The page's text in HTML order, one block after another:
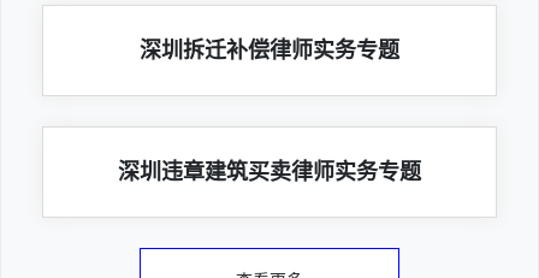
深圳拆迁补偿律师实务专题
深圳违章建筑买卖律师实务专题